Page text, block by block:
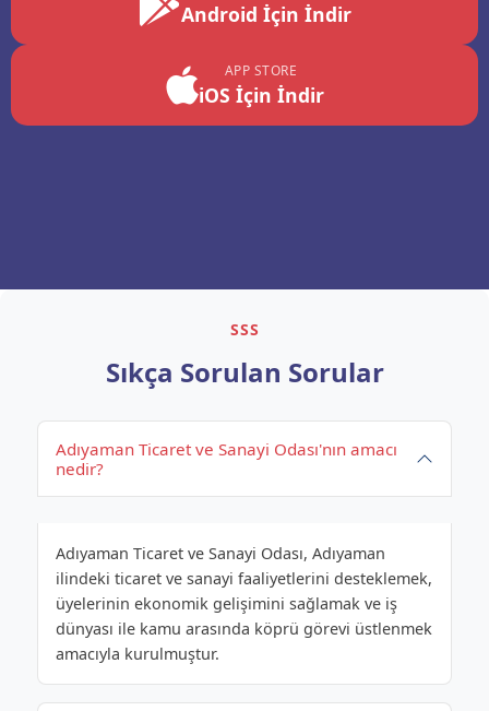
Android İçin İndir
APP STORE
iOS İçin İndir
SSS
Sıkça Sorulan Sorular
Adıyaman Ticaret ve Sanayi Odası'nın amacı
nedir?
Adıyaman Ticaret ve Sanayi Odası, Adıyaman
ilindeki ticaret ve sanayi faaliyetlerini desteklemek,
üyelerinin ekonomik gelişimini sağlamak ve iş
dünyası ile kamu arasında köprü görevi üstlenmek
amacıyla kurulmuştur.